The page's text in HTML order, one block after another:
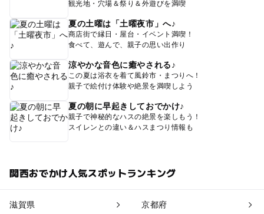
観光地・穴場＆祭り＆外遊びを満喫
夏の土曜は「土曜夜市」へ♪
商店街で縁日・屋台・イベント満喫！
食べて、遊んで、親子の思い出作り
涼やかな音色に癒やされる♪
この夏は浴衣を着て風鈴市・まつりへ！
親子で絵付け体験や絶景を満喫しよう
夏の朝に早起きしておでかけ♪
親子で神秘的なハスの絶景を楽しもう！
スイレンとの違い＆ハスまつり情報も
関西おでかけ人気スポットランキング
滋賀県 京都府